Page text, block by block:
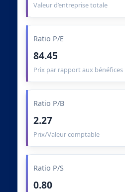
Valeur d’entreprise totale
Ratio P/E
84.45
Prix par rapport aux bénéfices
Ratio P/B
2.27
Prix/Valeur comptable
Ratio P/S
0.80